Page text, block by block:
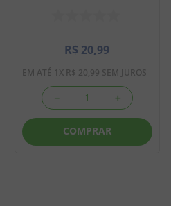
R$ 20,99
EM ATÉ 1 X R$ 20,99 SEM JUROS
＋
－
COMPRAR